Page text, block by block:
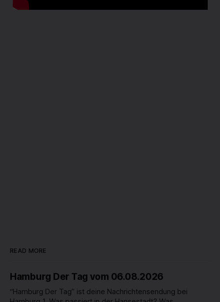
READ MORE
Hamburg Der Tag vom 06.08.2026
“Hamburg Der Tag” ist deine Nachrichtensendung bei